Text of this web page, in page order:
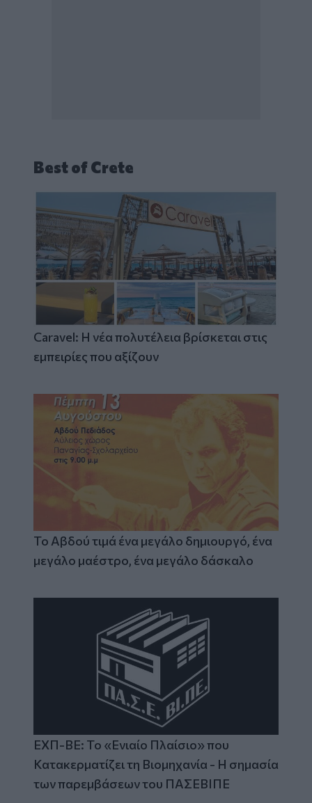
Best of Crete
Caravel: Η νέα πολυτέλεια βρίσκεται στις
εμπειρίες που αξίζουν
Το Αβδού τιμά ένα μεγάλο δημιουργό, ένα
μεγάλο μαέστρο, ένα μεγάλο δάσκαλο
ΕΧΠ-ΒΕ: Το «Ενιαίο Πλαίσιο» που
Κατακερματίζει τη Βιομηχανία - Η σημασία
των παρεμβάσεων του ΠΑΣΕΒΙΠΕ